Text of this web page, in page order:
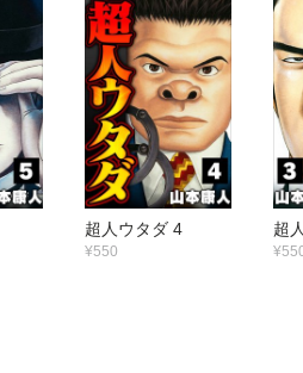
超人ウタダ 4
¥550
超